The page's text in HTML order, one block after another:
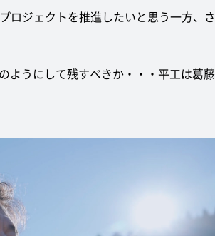
ロジェクトを推進したいと思う一方、
うにして残すべきか・・・平工は葛